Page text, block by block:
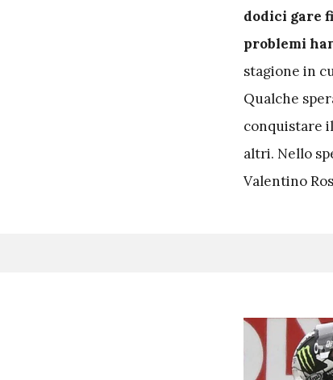
dodici gare
problemi
stagione in
Qualche
conquistare
altri. Nello
Valentino